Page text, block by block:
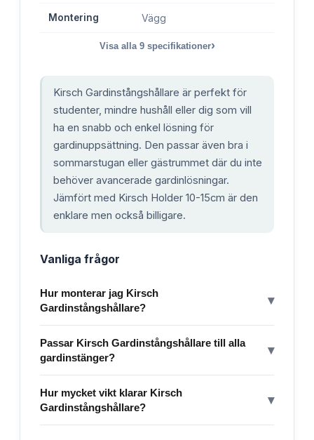
Montering Vägg
Visa alla 9specifikationer›
Kirsch Gardinstångshållare är perfekt för
studenter, mindre hushåll eller dig som vill
ha en snabb och enkel lösning för
gardinuppsättning. Den passar även bra i
sommarstugan eller gästrummet där du inte
behöver avancerade gardinlösningar.
Jämfört med Kirsch Holder 10-15cm är den
enklare men också billigare.
Vanliga frågor
Hur monterar jag Kirsch
Gardinstångshållare?
▾
Passar Kirsch Gardinstångshållare till alla
gardinstänger?
▾
Hur mycket vikt klarar Kirsch
Gardinstångshållare?
▾